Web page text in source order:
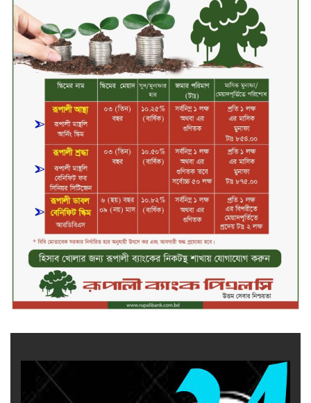
মধ্যরাতে শাহজালাল বিমানবন্দরের
বলাকা লাউঞ্জে অগ্নিকাণ্ড
নিরাপদ ও স্বল্পব্যয়ে ক্যাশলেস লেনদেন
গড়তে কাজ করছে বাংলাদেশ ব্যাংক:
গভর্নর
জীবননগর সীমান্ত দিয়ে ভারতে অবৈধ
অনুপ্রবেশের সময় ৮ বাংলাদেশি নারী
আটক